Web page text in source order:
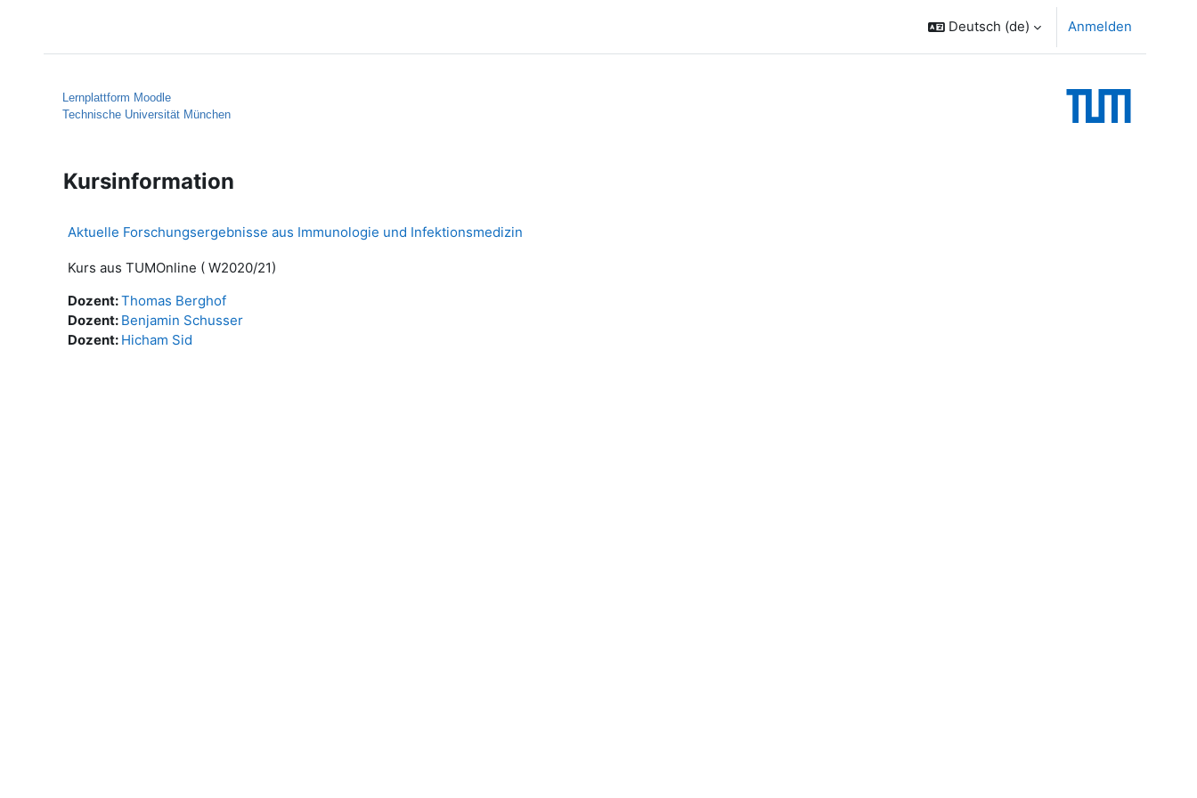
Deutsch ‎(de)‎ Anmelden
Lernplattform Moodle
Technische Universität München
Kursinformation
Aktuelle Forschungsergebnisse aus Immunologie und Infektionsmedizin
Kurs aus TUMOnline ( W2020/21)
Dozent:Thomas Berghof
Dozent: Benjamin Schusser
Dozent: Hicham Sid